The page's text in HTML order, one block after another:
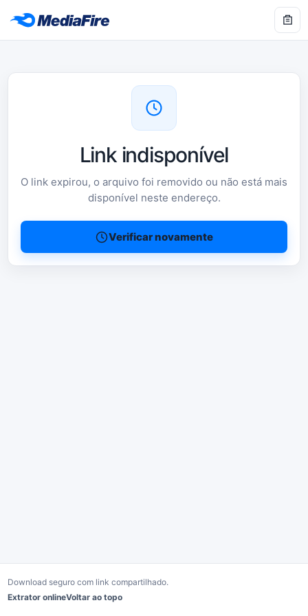
Link indisponível
O link expirou, o arquivo foi removido ou não está mais
disponível neste endereço.
Verificar novamente
Download seguro com link compartilhado.
Extrator onlineVoltar ao topo